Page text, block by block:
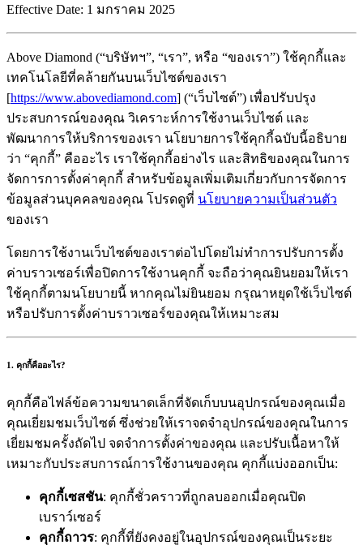
Effective Date: 1 มกราคม 2025
Above Diamond (“บริษัทฯ”, “เรา”, หรือ “ของเรา”) ใช้คุกกี้และ
เทคโนโลยีที่คล้ายกันบนเว็บไซต์ของเรา
[https://www.abovediamond.com] (“เว็บไซต์”) เพื่อปรับปรุง
ประสบการณ์ของคุณ วิเคราะห์การใช้งานเว็บไซต์ และ
พัฒนาการให้บริการของเรา นโยบายการใช้คุกกี้ฉบับนี้อธิบาย
ว่า “คุกกี้” คืออะไร เราใช้คุกกี้อย่างไร และสิทธิของคุณในการ
จัดการการตั้งค่าคุกกี้ สำหรับข้อมูลเพิ่มเติมเกี่ยวกับการจัดการ
ข้อมูลส่วนบุคคลของคุณ โปรดดูที่ นโยบายความเป็นส่วนตัว
ของเรา
โดยการใช้งานเว็บไซต์ของเราต่อไปโดยไม่ทำการปรับการตั้ง
ค่าบราวเซอร์เพื่อปิดการใช้งานคุกกี้ จะถือว่าคุณยินยอมให้เรา
ใช้คุกกี้ตามนโยบายนี้ หากคุณไม่ยินยอม กรุณาหยุดใช้เว็บไซต์
หรือปรับการตั้งค่าบราวเซอร์ของคุณให้เหมาะสม
1. คุกกี้คืออะไร?
คุกกี้คือไฟล์ข้อความขนาดเล็กที่จัดเก็บบนอุปกรณ์ของคุณเมื่อ
คุณเยี่ยมชมเว็บไซต์ ซึ่งช่วยให้เราจดจำอุปกรณ์ของคุณในการ
เยี่ยมชมครั้งถัดไป จดจำการตั้งค่าของคุณ และปรับเนื้อหาให้
เหมาะกับประสบการณ์การใช้งานของคุณ คุกกี้แบ่งออกเป็น:
คุกกี้เซสชัน: คุกกี้ชั่วคราวที่ถูกลบออกเมื่อคุณปิด
เบราว์เซอร์
คุกกี้ถาวร: คุกกี้ที่ยังคงอยู่ในอุปกรณ์ของคุณเป็นระยะ